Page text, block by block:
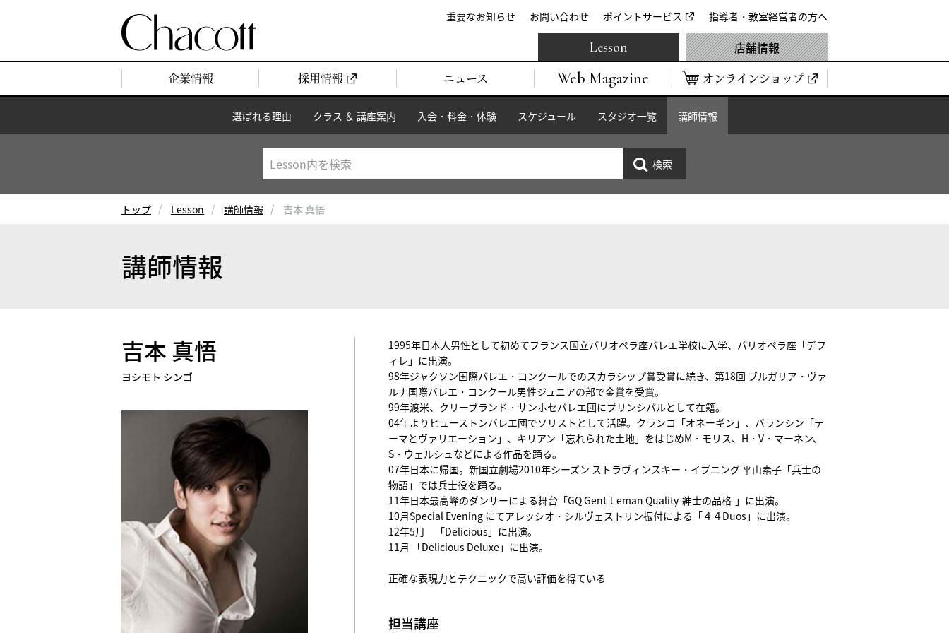
重要なお知らせ お問い合わせ ポイントサービス 指導者・教室経営者の方へ
企業情報 採用情報 ニュース Web Magazine オンラインショップ
Lesson 店舗情報
選ばれる理由 クラス ＆ 講座案内 入会・料金・体験 スケジュール スタジオ一覧 講師情報
トップ Lesson 講師情報 吉本 真悟
講師情報
吉本 真悟
ヨシモト シンゴ
1995年日本人男性として初めてフランス国立パリオペラ座バレエ学校に入学、パリオペラ座「デフ
ィレ」に出演。
98年ジャクソン国際バレエ・コンクールでのスカラシップ賞受賞に続き、第18回 ブルガリア・ヴァ
ルナ国際バレエ・コンクール男性ジュニアの部で金賞を受賞。
99年渡米、クリーブランド・サンホセバレエ団にプリンシパルとして在籍。
04年よりヒューストンバレエ団でソリストとして活躍。クランコ「オネーギン」、バランシン「テ
ーマとヴァリエーション」、キリアン「忘れられた土地」をはじめM・モリス、H・V・マーネン、
S・ウェルシュなどによる作品を踊る。
07年日本に帰国。新国立劇場2010年シーズン ストラヴィンスキー・イブニング 平山素子「兵士の
物語」では兵士役を踊る。
11年日本最高峰のダンサーによる舞台「GQ Gentｌeman Quality-紳士の品格-」に出演。
10月Special Evening にてアレッシオ・シルヴェストリン振付による「４４Duos」に出演。
12年5月 「Delicious」に出演。
11月 「Delicious Deluxe」に出演。
正確な表現力とテクニックで高い評価を得ている
担当講座